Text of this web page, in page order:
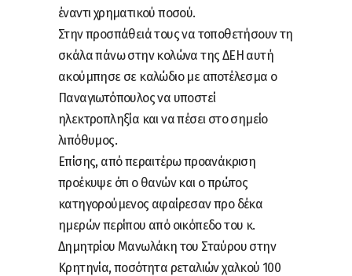
έναντι χρηματικού ποσού.
Στην προσπάθειά τους να τοποθετήσουν τη
σκάλα πάνω στην κολώνα της ΔΕΗ αυτή
ακούμπησε σε καλώδιο με αποτέλεσμα ο
Παναγιωτόπουλος να υποστεί
ηλεκτροπληξία και να πέσει στο σημείο
λιπόθυμος.
Επίσης, από περαιτέρω προανάκριση
προέκυψε ότι ο θανών και ο πρώτος
κατηγορούμενος αφαίρεσαν προ δέκα
ημερών περίπου από οικόπεδο του κ.
Δημητρίου Μανωλάκη του Σταύρου στην
Κρητηνία, ποσότητα ρεταλιών χαλκού 100